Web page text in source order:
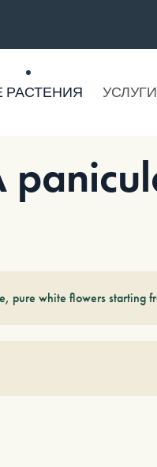
РАСТЕНИЯ УСЛУГИ
pure white flowers starting